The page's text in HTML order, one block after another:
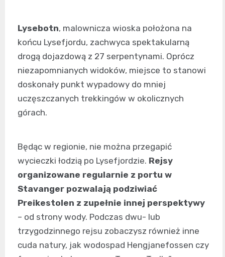
Lysebotn, malownicza wioska położona na
końcu Lysefjordu, zachwyca spektakularną
drogą dojazdową z 27 serpentynami. Oprócz
niezapomnianych widoków, miejsce to stanowi
doskonały punkt wypadowy do mniej
uczęszczanych trekkingów w okolicznych
górach.
Będąc w regionie, nie można przegapić
wycieczki łodzią po Lysefjordzie. Rejsy
organizowane regularnie z portu w
Stavanger pozwalają podziwiać
Preikestolen z zupełnie innej perspektywy
– od strony wody. Podczas dwu- lub
trzygodzinnego rejsu zobaczysz również inne
cuda natury, jak wodospad Hengjanefossen czy